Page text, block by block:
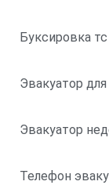
Буксировка
Эвакуатор
Эвакуатор
Телефон